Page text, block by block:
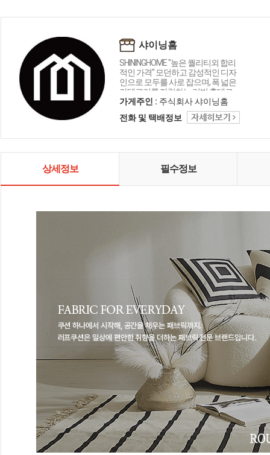
샤이닝홈
SHININGHOME "높은 퀄리티외 합리
적인 가격" 모던하고 감성적인 디자
인으로 모두를 사로 잡으며, 폭 넓은
카테고리를 자랑하는 리빙 홈데코
인테리어 샤이닝홈입니다.
가게주인 : 주식회사 샤이닝홈
전화 및 택배정보
상세정보 필수정보